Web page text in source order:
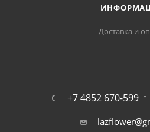
Доставка и
+7 4852 670-599